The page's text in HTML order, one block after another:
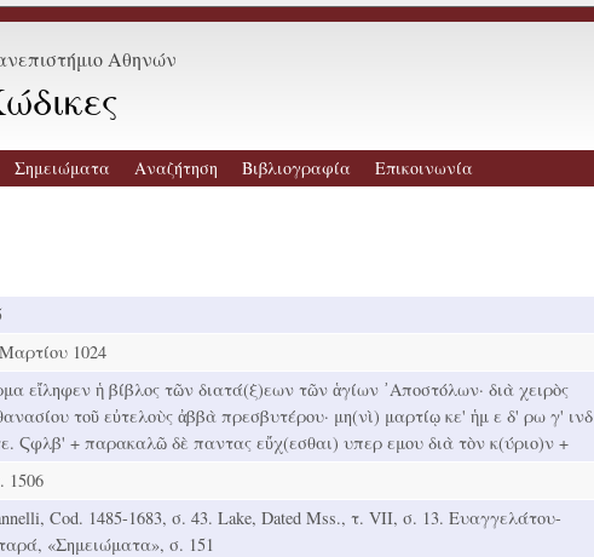
Αθηνών
Σημειώματα Αναζήτηση Βιβλιογραφία Επικοινωνία
1024
εἴληφεν ἡ βίβλος τῶν διατά(ξ)εων τῶν ἁγίων ᾿Αποστόλων· διὰ χειρὸς
τοῦ εὐτελοὺς ἀββὰ πρεσβυτέρου· μη(νὶ) μαρτίῳ κε' ἡμ ε δ' ρω γ' ινδ
Ϛφλβ' + παρακαλῶ δὲ παντας εὔχ(εσθαι) υπερ εμου διὰ τὸν κ(ύριο)ν +
1506
Cod. 1485-1683, σ. 43. Lake, Dated Mss., τ. VIΙ, σ. 13. Ευαγγελάτου-
«Σημειώματα», σ. 151